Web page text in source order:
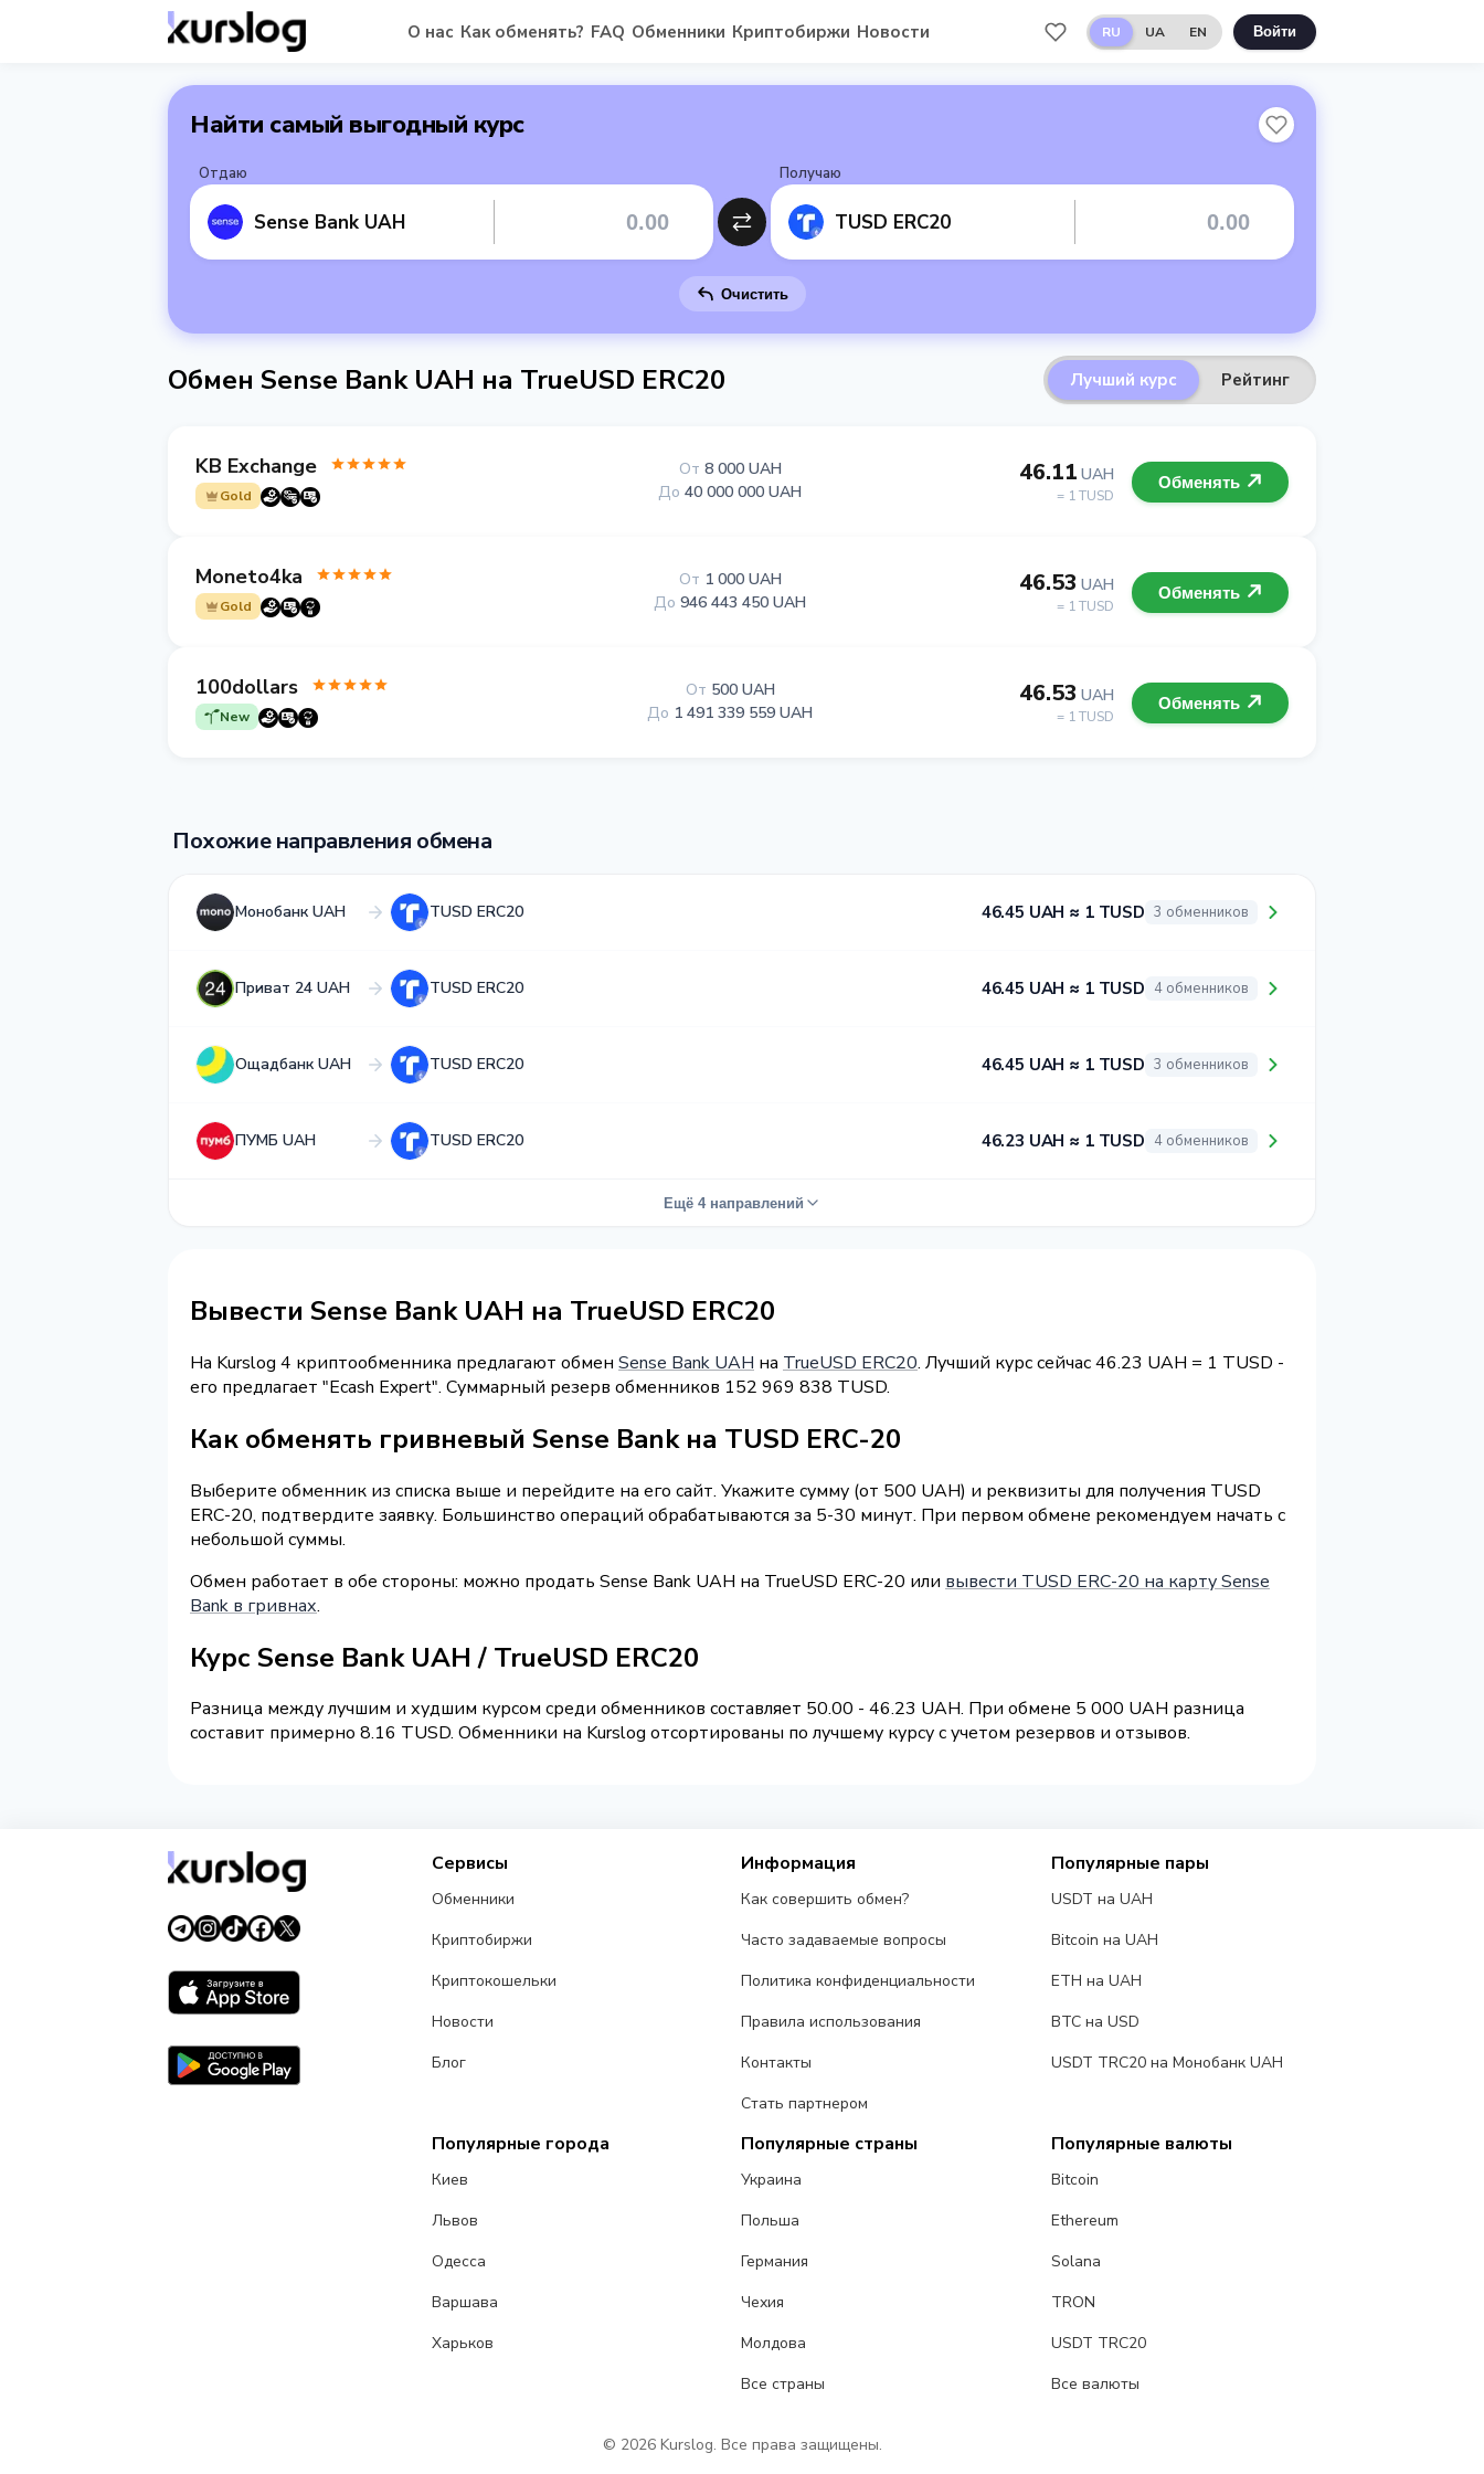
О нас Как обменять? FAQ Обменники Криптобиржи Новости RU UA EN Войти
Найти самый выгодный курс
Отдаю
Sense Bank UAH
Получаю
TUSD ERC20
Очистить
Обмен Sense Bank UAH на TrueUSD ERC20 Лучший курс Рейтинг
KB Exchange
Gold
46.11 UAH
= 1 TUSD
От 8 000 UAH
До 40 000 000 UAH Обменять
Moneto4ka
Gold
46.53 UAH
= 1 TUSD
От 1 000 UAH
До 946 443 450 UAH Обменять
100dollars
New
46.53 UAH
= 1 TUSD
От 500 UAH
До 1 491 339 559 UAH Обменять
Похожие направления обмена
Монобанк UAH TUSD ERC20 46.45 UAH ≈ 1 TUSD 3 обменников
Приват 24 UAH TUSD ERC20 46.45 UAH ≈ 1 TUSD 4 обменников
Ощадбанк UAH TUSD ERC20 46.45 UAH ≈ 1 TUSD 3 обменников
ПУМБ UAH TUSD ERC20 46.23 UAH ≈ 1 TUSD 4 обменников
Ещё 4 направлений
Вывести Sense Bank UAH на TrueUSD ERC20
На Kurslog 4 криптообменника предлагают обмен Sense Bank UAH на TrueUSD ERC20. Лучший курс сейчас 46.23 UAH = 1 TUSD -
его предлагает "Ecash Expert". Суммарный резерв обменников 152 969 838 TUSD.
Как обменять гривневый Sense Bank на TUSD ERC-20
Выберите обменник из списка выше и перейдите на его сайт. Укажите сумму (от 500 UAH) и реквизиты для получения TUSD
ERC-20, подтвердите заявку. Большинство операций обрабатываются за 5-30 минут. При первом обмене рекомендуем начать с
небольшой суммы.
Обмен работает в обе стороны: можно продать Sense Bank UAH на TrueUSD ERC-20 или вывести TUSD ERC-20 на карту Sense
Bank в гривнах.
Курс Sense Bank UAH / TrueUSD ERC20
Разница между лучшим и худшим курсом среди обменников составляет 50.00 - 46.23 UAH. При обмене 5 000 UAH разница
составит примерно 8.16 TUSD. Обменники на Kurslog отсортированы по лучшему курсу с учетом резервов и отзывов.
Сервисы
Обменники
Криптобиржи
Криптокошельки
Новости
Блог
Информация
Как совершить обмен?
Часто задаваемые вопросы
Политика конфиденциальности
Правила использования
Контакты
Стать партнером
Популярные пары
USDT на UAH
Bitcoin на UAH
ETH на UAH
BTC на USD
USDT TRC20 на Монобанк UAH
Популярные города
Киев
Львов
Одесса
Варшава
Харьков
Популярные страны
Украина
Польша
Германия
Чехия
Молдова
Все страны
Популярные валюты
Bitcoin
Ethereum
Solana
TRON
USDT TRC20
Все валюты
© 2026 Kurslog. Все права защищены.